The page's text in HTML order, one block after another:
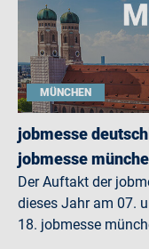
MÜNCHEN
jobmesse
jobmesse
Der Auftakt der
dieses Jahr am 07.
18. jobmesse